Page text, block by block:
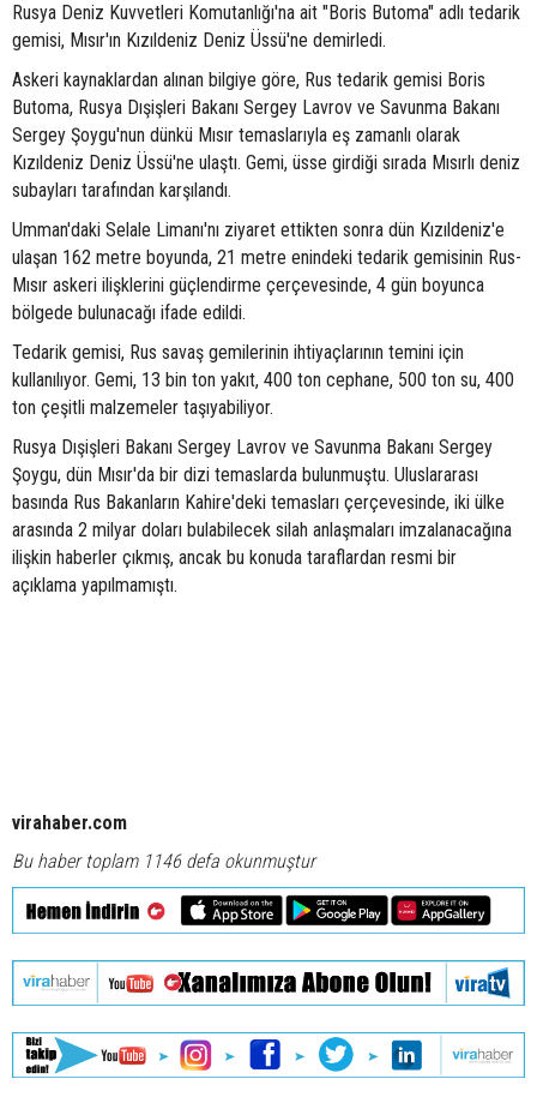
Rusya Deniz Kuvvetleri Komutanlığı'na ait "Boris Butoma" adlı tedarik
gemisi, Mısır'ın Kızıldeniz Deniz Üssü'ne demirledi.
Askeri kaynaklardan alınan bilgiye göre, Rus tedarik gemisi Boris
Butoma, Rusya Dışişleri Bakanı Sergey Lavrov ve Savunma Bakanı
Sergey Şoygu'nun dünkü Mısır temaslarıyla eş zamanlı olarak
Kızıldeniz Deniz Üssü'ne ulaştı. Gemi, üsse girdiği sırada Mısırlı deniz
subayları tarafından karşılandı.
Umman'daki Selale Limanı'nı ziyaret ettikten sonra dün Kızıldeniz'e
ulaşan 162 metre boyunda, 21 metre enindeki tedarik gemisinin Rus-
Mısır askeri ilişklerini güçlendirme çerçevesinde, 4 gün boyunca
bölgede bulunacağı ifade edildi.
Tedarik gemisi, Rus savaş gemilerinin ihtiyaçlarının temini için
kullanılıyor. Gemi, 13 bin ton yakıt, 400 ton cephane, 500 ton su, 400
ton çeşitli malzemeler taşıyabiliyor.
Rusya Dışişleri Bakanı Sergey Lavrov ve Savunma Bakanı Sergey
Şoygu, dün Mısır'da bir dizi temaslarda bulunmuştu. Uluslararası
basında Rus Bakanların Kahire'deki temasları çerçevesinde, iki ülke
arasında 2 milyar doları bulabilecek silah anlaşmaları imzalanacağına
ilişkin haberler çıkmış, ancak bu konuda taraflardan resmi bir
açıklama yapılmamıştı.
virahaber.com
Bu haber toplam 1146 defa okunmuştur